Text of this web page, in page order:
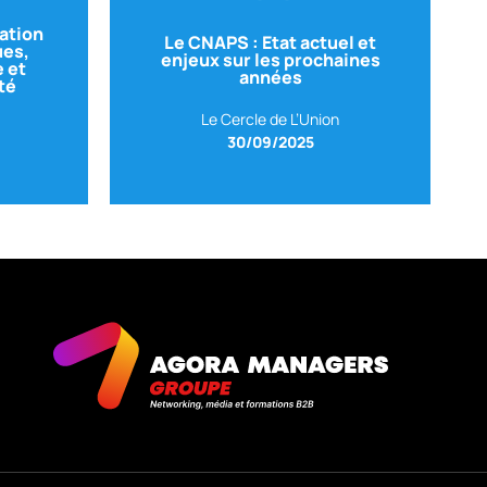
et
la
Le CNAPS : Etat actuel et
enjeux sur les prochaines
années
Le Cercle de L’Union
30/09/2025
Avec Constance DELMOTTE
CNAPS– Déléguée territoriale Sud-
Est chez CNAPS